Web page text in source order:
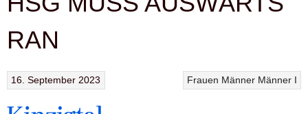
RAN
Frauen Männer Männer I
16. September 2023